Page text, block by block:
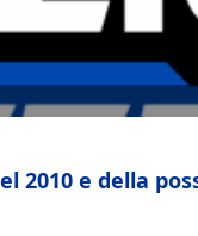
2010 e della